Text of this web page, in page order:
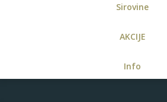
Sirovine
AKCIJE
Info